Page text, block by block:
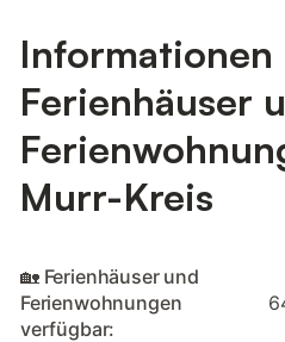
Informationen
Ferienhäuser
Murr-Kreis
🏡 Ferienhäuser und
Ferienwohnungen
verfügbar: